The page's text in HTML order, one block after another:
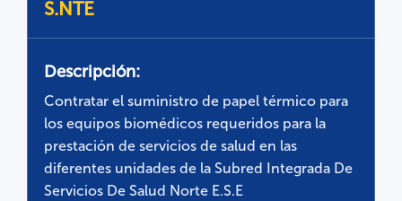
S.NTE
Descripción:
Contratar el suministro de papel térmico para
los equipos biomédicos requeridos para la
prestación de servicios de salud en las
diferentes unidades de la Subred Integrada De
Servicios De Salud Norte E.S.E